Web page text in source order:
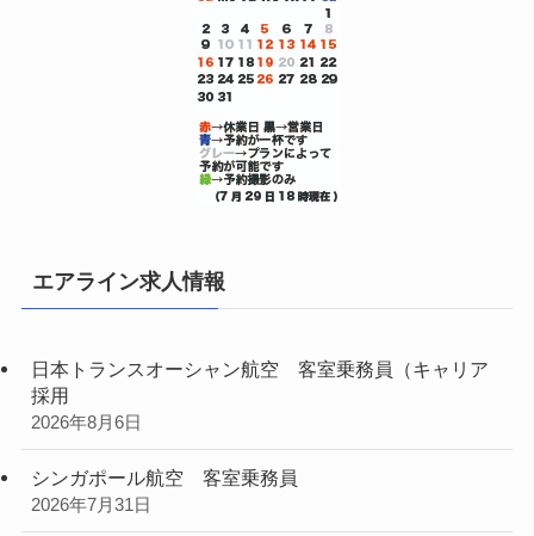
エアライン求人情報
日本トランスオーシャン航空 客室乗務員（キャリア
採用
2026年8月6日
シンガポール航空 客室乗務員
2026年7月31日